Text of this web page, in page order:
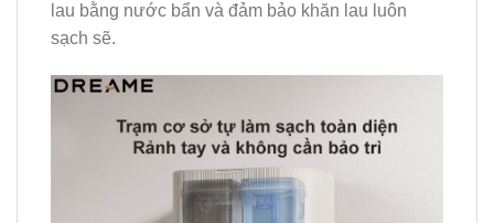
lau bằng nước bẩn và đảm bảo khăn lau luôn
sạch sẽ.